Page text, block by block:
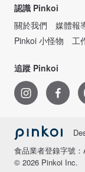
認識 Pinkoi
關於我們
媒體報
Pinkoi 小怪物
工
追蹤 Pinkoi
食品業者登錄字號
© 2026 Pinkoi Inc.